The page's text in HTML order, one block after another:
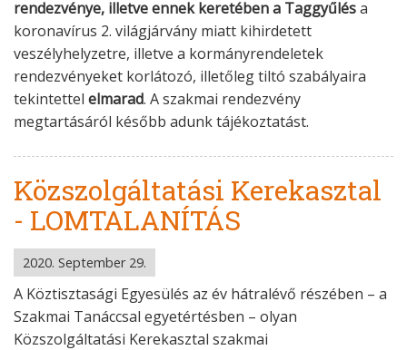
rendezvénye, illetve ennek keretében a Taggyűlésa
koronavírus 2. világjárvány miatt kihirdetett
veszélyhelyzetre, illetve a kormányrendeletek
rendezvényeket korlátozó, illetőleg tiltó szabályaira
tekintettel elmarad. A szakmai rendezvény
megtartásáról később adunk tájékoztatást.
Közszolgáltatási Kerekasztal
- LOMTALANÍTÁS
2020. September 29.
A Köztisztasági Egyesülés az év hátralévő részében – a
Szakmai Tanáccsal egyetértésben – olyan
Közszolgáltatási Kerekasztal szakmai